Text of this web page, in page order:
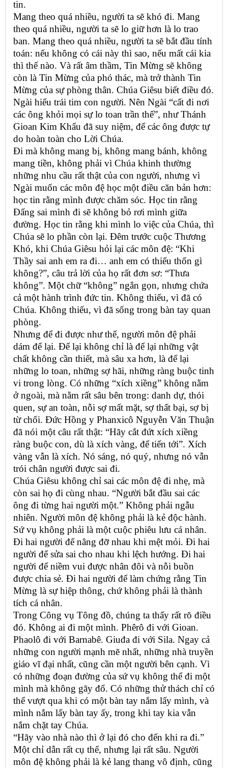
tin.
Mang theo quá nhiều, người ta sẽ khó đi. Mang
theo quá nhiều, người ta sẽ lo giữ hơn là lo trao
ban. Mang theo quá nhiều, người ta sẽ bắt đầu tính
toán: nếu không có cái này thì sao, nếu mất cái kia
thì thế nào. Và rất âm thầm, Tin Mừng sẽ không
còn là Tin Mừng của phó thác, mà trở thành Tin
Mừng của sự phòng thân. Chúa Giêsu biết điều đó.
Ngài hiểu trái tim con người. Nên Ngài “cất đi nơi
các ông khỏi mọi sự lo toan trần thế”, như Thánh
Gioan Kim Khẩu đã suy niệm, để các ông được tự
do hoàn toàn cho Lời Chúa.
Đi mà không mang bị, không mang bánh, không
mang tiền, không phải vì Chúa khinh thường
những nhu cầu rất thật của con người, nhưng vì
Ngài muốn các môn đệ học một điều căn bản hơn:
học tin rằng mình được chăm sóc. Học tin rằng
Đấng sai mình đi sẽ không bỏ rơi mình giữa
đường. Học tin rằng khi mình lo việc của Chúa, thì
Chúa sẽ lo phần còn lại. Đêm trước cuộc Thương
Khó, khi Chúa Giêsu hỏi lại các môn đệ: “Khi
Thầy sai anh em ra đi… anh em có thiếu thốn gì
không?”, câu trả lời của họ rất đơn sơ: “Thưa
không”. Một chữ “không” ngắn gọn, nhưng chứa
cả một hành trình đức tin. Không thiếu, vì đã có
Chúa. Không thiếu, vì đã sống trong bàn tay quan
phòng.
Nhưng để đi được như thế, người môn đệ phải
dám để lại. Để lại không chỉ là để lại những vật
chất không cần thiết, mà sâu xa hơn, là để lại
những lo toan, những sợ hãi, những ràng buộc tinh
vi trong lòng. Có những “xích xiềng” không nằm
ở ngoài, mà nằm rất sâu bên trong: danh dự, thói
quen, sự an toàn, nỗi sợ mất mặt, sợ thất bại, sợ bị
từ chối. Đức Hồng y Phanxicô Nguyễn Văn Thuận
đã nói một câu rất thật: “Hãy cắt đứt xích xiềng
ràng buộc con, dù là xích vàng, để tiến tới”. Xích
vàng vẫn là xích. Nó sáng, nó quý, nhưng nó vẫn
trói chân người được sai đi.
Chúa Giêsu không chỉ sai các môn đệ đi nhẹ, mà
còn sai họ đi cùng nhau. “Người bắt đầu sai các
ông đi từng hai người một.” Không phải ngẫu
nhiên. Người môn đệ không phải là kẻ độc hành.
Sứ vụ không phải là một cuộc phiêu lưu cá nhân.
Đi hai người để nâng đỡ nhau khi mệt mỏi. Đi hai
người để sửa sai cho nhau khi lệch hướng. Đi hai
người để niềm vui được nhân đôi và nỗi buồn
được chia sẻ. Đi hai người để làm chứng rằng Tin
Mừng là sự hiệp thông, chứ không phải là thành
tích cá nhân.
Trong Công vụ Tông đồ, chúng ta thấy rất rõ điều
đó. Không ai đi một mình. Phêrô đi với Gioan.
Phaolô đi với Barnabê. Giuđa đi với Sila. Ngay cả
những con người mạnh mẽ nhất, những nhà truyền
giáo vĩ đại nhất, cũng cần một người bên cạnh. Vì
có những đoạn đường của sứ vụ không thể đi một
mình mà không gãy đổ. Có những thử thách chỉ có
thể vượt qua khi có một bàn tay nắm lấy mình, và
mình nắm lấy bàn tay ấy, trong khi tay kia vẫn
nắm chặt tay Chúa.
“Hãy vào nhà nào thì ở lại đó cho đến khi ra đi.”
Một chỉ dẫn rất cụ thể, nhưng lại rất sâu. Người
môn đệ không phải là kẻ lang thang vô định, cũng